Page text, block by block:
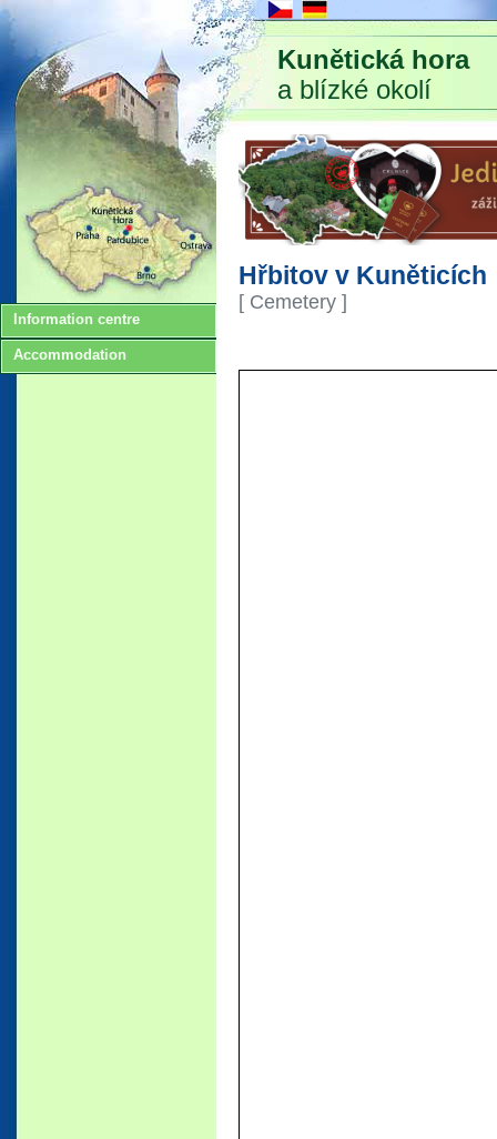
Kunětická hora
a blízké okolí
Information centre
Accommodation
Hřbitov v Kuněticích
[ Cemetery ]